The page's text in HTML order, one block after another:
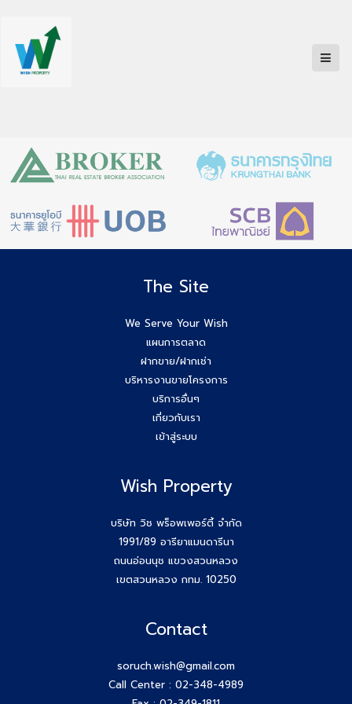
The Site
We Serve Your Wish
แผนการตลาด
ฝากขาย/ฝากเช่า
บริหารงานขายโครงการ
บริการอื่นๆ
เกี่ยวกับเรา
เข้าสู่ระบบ
Wish Property
บริษัท วิช พร็อพเพอร์ตี้ จำกัด
1991/89 อารียาแมนดารีนา
ถนนอ่อนนุช แขวงสวนหลวง
เขตสวนหลวง กทม. 10250
Contact
soruch.wish@gmail.com
Call Center : 02-348-4989